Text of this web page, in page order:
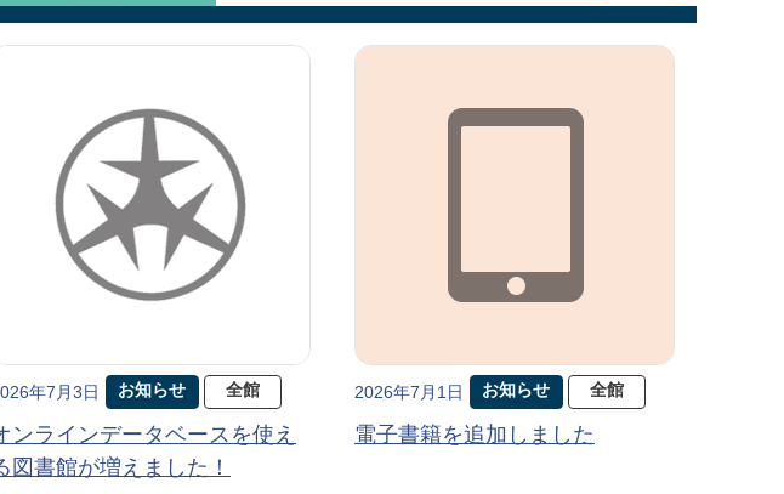
年7月3日 お知らせ 全館
ンラインデータベースを使え
図書館が増えました！
2026年7月1日 お知らせ 全館
電子書籍を追加しました